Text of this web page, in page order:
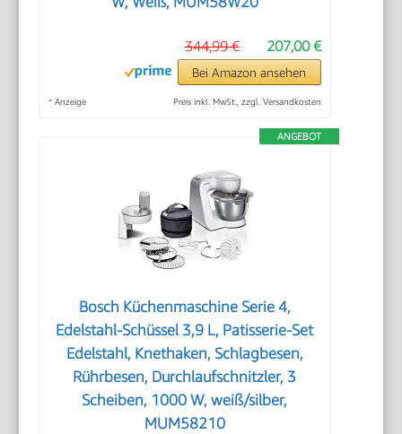
207,00 €
344,99 €
Bei Amazon ansehen
* Anzeige Preis inkl. MwSt., zzgl. Versandkosten
ANGEBOT
Bosch Küchenmaschine Serie 4,
Edelstahl-Schüssel 3,9 L, Patisserie-Set
Edelstahl, Knethaken, Schlagbesen,
Rührbesen, Durchlaufschnitzler, 3
Scheiben, 1000 W, weiß/silber,
MUM58210